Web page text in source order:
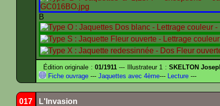
B
Édition originale : 01/1911 --- Illustrateur 1 : SKELTON
Fiche ouvrage --- Jaquettes avec 4ème--- Lecture ---
017 L'Invasion